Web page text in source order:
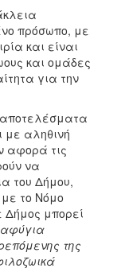
πρόσωπο, με
και είναι
και ομάδες
για την
με αληθινή
αφορά τις
να
του Δήμου,
το Νόμο
Δήμος μπορεί
της